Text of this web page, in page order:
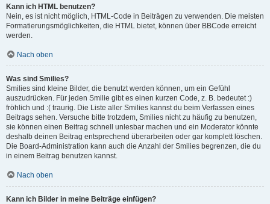
Kann ich HTML benutzen?
Nein, es ist nicht möglich, HTML-Code in Beiträgen zu verwenden. Die meisten
Formatierungsmöglichkeiten, die HTML bietet, können über BBCode erreicht
werden.
Nach oben
Was sind Smilies?
Smilies sind kleine Bilder, die benutzt werden können, um ein Gefühl
auszudrücken. Für jeden Smilie gibt es einen kurzen Code, z. B. bedeutet :)
fröhlich und :( traurig. Die Liste aller Smilies kannst du beim Verfassen eines
Beitrags sehen. Versuche bitte trotzdem, Smilies nicht zu häufig zu benutzen,
sie können einen Beitrag schnell unlesbar machen und ein Moderator könnte
deshalb deinen Beitrag entsprechend überarbeiten oder gar komplett löschen.
Die Board-Administration kann auch die Anzahl der Smilies begrenzen, die du
in einem Beitrag benutzen kannst.
Nach oben
Kann ich Bilder in meine Beiträge einfügen?